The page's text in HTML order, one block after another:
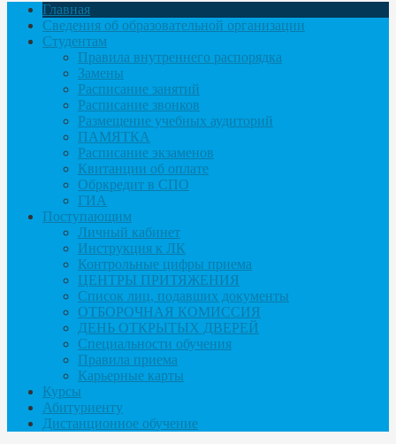
Главная
Сведения об образовательной организации
Студентам
Правила внутреннего распорядка
Замены
Расписание занятий
Расписание звонков
Размещение учебных аудиторий
ПАМЯТКА
Расписание экзаменов
Квитанции об оплате
Обркредит в СПО
ГИА
Поступающим
Личный кабинет
Инструкция к ЛК
Контрольные цифры приема
ЦЕНТРЫ ПРИТЯЖЕНИЯ
Список лиц, подавших документы
ОТБОРОЧНАЯ КОМИССИЯ
ДЕНЬ ОТКРЫТЫХ ДВЕРЕЙ
Специальности обучения
Правила приема
Карьерные карты
Курсы
Абитуриенту
Дистанционное обучение